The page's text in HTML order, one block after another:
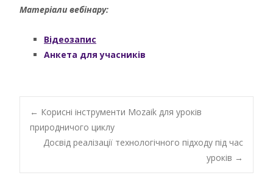
Матеріали вебінару:
Відеозапис
Анкета для учасників
Post
navigation
← Корисні інструменти Mozaik для уроків
природничого циклу
Досвід реалізації технологічного підходу під час
уроків →